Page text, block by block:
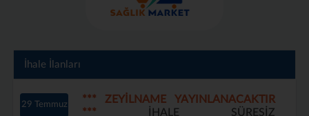
İhale İlanları
29 Temmuz
*** ZEYİLNAME YAYINLANACAKTIR
***
İHALE SÜRESİZ